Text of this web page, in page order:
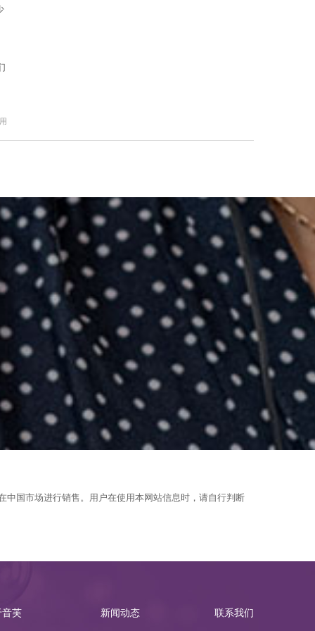
国市场进行销售。用户在使用本网站信息时，请自行判断
音芙 新闻动态 联系我们